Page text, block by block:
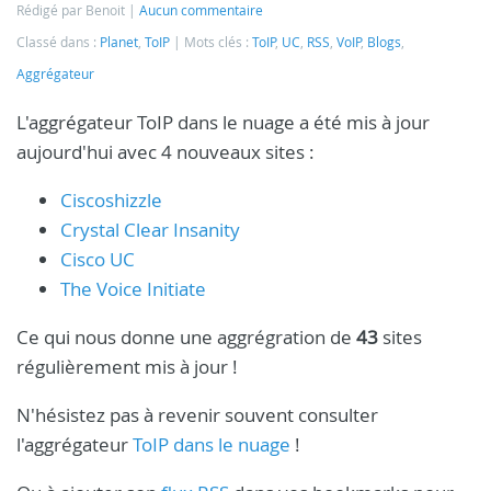
Rédigé par Benoit
Aucun commentaire
Classé dans : Planet ToIP Mots clés : ToIP, UC RSS VoIP, Blogs
Aggrégateur
L'aggrégateur ToIP dans le nuage a été mis à jour
aujourd'hui avec 4 nouveaux sites :
Ciscoshizzle
Crystal Clear Insanity
Cisco UC
The Voice Initiate
Ce qui nous donne une aggrégration de 43 sites
régulièrement mis à jour !
N'hésistez pas à revenir souvent consulter
l'aggrégateurToIP dans le nuage !